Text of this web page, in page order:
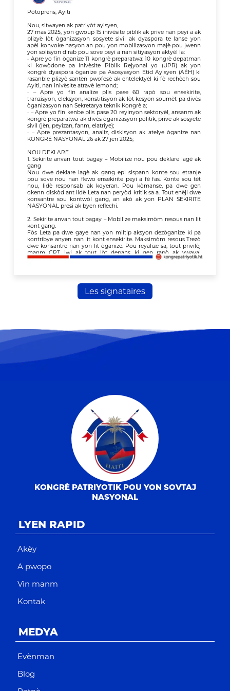
Pòtoprens, Ayiti Nou, sitwayen ak patriyòt ayisyen, 27 mas 2025, yon gwoup 15 inivèsite piblik ak prive nan peyi a ak plizyè lòt òganizasyon sosyete sivil ak dyaspora te lanse yon apèl konvoke nasyon an pou yon mobilizasyon majè pou jwenn yon solisyon dirab pou sove peyi a nan sitiyasyon aktyèl la: • Apre yo fin òganize 11 kongrè preparatwa: 10 kongrè depatman ki kowòdone pa Inivèsite Piblik Rejyonal yo (UPR) ak yon kongrè dyaspora òganize pa Asosyasyon Etid Ayisyen (AÉH) ki rasanble plizyè santèn pwofesè ak entelektyèl ki fè rechèch sou Ayiti, nan inivèsite atravè lemond; • – Apre yo fin analize plis pase 60 rapò sou ensekirite, tranzisyon, eleksyon, konstitisyon ak lòt kesyon soumèt pa divès òganizasyon nan Sekretarya teknik Kongrè a; • – Apre yo fin kenbe plis pase 20 reyinyon sektoryèl, ansanm ak kongrè preparatwa ak divès òganizasyon politik, prive ak sosyete sivil (jèn, peyizan, fanm, elatriye); • – Apre prezantasyon, analiz, diskisyon ak atelye òganize nan KONGRÈ NASYONAL 26 ak 27 jen 2025; NOU DEKLARE 1. Sekirite anvan tout bagay – Mobilize nou pou deklare lagè ak gang Nou dwe deklare lagè ak gang epi sispann konte sou etranje pou sove nou nan flewo ensekirite peyi a fè fas. Konte sou tèt nou, lidè responsab ak koyeran. Pou kòmanse, pa dwe gen okenn diskòd ant lidè Leta nan peryòd kritik sa a. Tout enèji dwe konsantre sou kontwòl gang, an akò ak yon PLAN SEKIRITE NASYONAL presi ak byen reflechi. 2. Sekirite anvan tout bagay – Mobilize maksimòm resous nan lit kont gang. Fòs Leta pa dwe gaye nan yon miltip aksyon dezòganize ki pa kontribye anyen nan lit kont ensekirite. Maksimòm resous Trezò dwe konsantre nan yon lit òganize. Pou reyalize sa, tout privilèj manm CPT jwi ak tout lòt depans ki gen rapò ak vwayaj aletranje, kolòk, konferans ak vakans ki pa nesesè pou fonksyonman Leta dwe elimine. 3. Priyorite sekirite – Etabli yon sistèm rensèyman solid. Òganize yon sistèm rensèyman solid kote tout resous ki gaye kounye a nan Primati, Konsèy Prezidyansyal Tranzisyon (CPT) ak lòt depatman re-afekte nan efò santral rensèyman nan tout peyi a. 4. Priyorite sekirite – Kontwòl fwontyè. Ayiti pa fabrike ni zam ni minisyon. Chak moun konnen yo soti yon lòt kote. Kidonk, resous enpòtan dwe mobilize nan fwontyè maryitim ak fwontyè ak Repiblik Dominikèn. Otorite dwe pran inisyativ pou rele gouvènman dominiken an pou entansifye efò li pou konbat trafik trans-fwontyè zam ak minisyon. Travay sa a ka fèt atravè efò bilateral. 5. Sekirite anvan tout bagay – Yon reyòganizasyon majè nesesè nan Polis Nasyonal Ayiti (PNH). Ankèt apwofondi ak enpasyal dwe fèt nan tout nivo PNH, lè l sèvi avèk divès teknoloji, pou detekte ak arete tout polisye ki kolabore ak gang oswa sipòte yo. Nou dwe denonse piblikman koupab yo, jije yo epi pini yo ak tout rigè lalwa. 6. Sekirite anvan tout bagay – Enosan an pa ka peye pou koupab la. Polis la pa dwe tire sou jenn gason ak fanm k ap viv nan katye defavorize akòz aparans yo, san konfimasyon ke jenn sa yo reprezante yon danje pou lavi polisye oswa lòt moun. 7. Priyorite sekirite – Sipò brigad oto-defans San Brigad Oto-defans, anpil katye ta deja tonbe. Polis la dwe sipòte brigad yo nan kad Plan Sekirite Nasyonal pou ogmante efikasite yo, nan yon kad enstitisyonèl òdone, ki respekte pouvwa jidisyè epi evite abi. Yon refleksyon pi pwofond dwe fèt tou sou wòl brigad yo ka jwe nan sosyete a nan lavni. 8. Priyorite sekirite – Pwoteje enstalasyon estratejik Polis ak lame dwe pwoteje enstalasyon estratejik peyi a, tankou pò maryitim, ayewopò, enstalasyon enèji ak telekominikasyon, atravè operasyon vijilans sistematik. 9. Sekirite anvan tout bagay – Pouswiv tout moun ki sipòte oswa finanse gang Sistèm jidisyè dwe mennen ankèt apwofondi sou tout moun, an kolaborasyon ak òganizasyon Konsèy Sekirite Nasyonzini, gouvènman etranje ak òganizasyon dwa moun, pou idantifye sponso ak sipòtè gang, ansanm ak moun k achte zam pou gang oswa finanse gang ak chèf yo. 10. Sekirite anvan tout bagay – Sove timoun sòlda Nan kad plan dezame ak demante gang, nou dwe pran mezi espesifik pou dezame, fòme, re-ensere ak ankouraje TIMOUN SÒLDA ki se viktim gang tou. Yo te deja viktim yon sosyete ki abandone yo. 11. Solidarite ak popilasyon deplase Plis pase yon milyon moun deplase pa gang ap viv tankou refijye nan pwòp peyi yo. Nou sipòte demann moun deplase sa yo pou kreye kondisyon pou retounen lakay yo, lè nou bay yo sipò enstitisyonèl, finansye ak psikososyal pou viv anpè. 12. Solidarite pou antrepriz, travay ak lavi ka retabli Gang detwi, vandalize, piye ak boule yon gran kantite antrepriz ak enstitisyon sosyal nan depatman Lwès, Latibonit ak Plato Santral. Nou sipòte reklamasyon antrepriz, travayè ak enstitisyon sosyal sa yo pou pi bon kondisyon mete an plas pou yo ka benefisye sipò kontinye epi rekòmanse aktivite ak chak jou yo. 13. Fen tranzisyon. Tranzisyon pa ka yon modèl gouvènans dirab. Nou dwe travay pou soti imedyatman nan tranzisyon sa yo. Sèl sòti nan eleksyon. Men nou dwe òganize eleksyon kalite, endepandan de mafya, etranje ak lidè ki sou pouvwa. Se poutèt sa Kongrè Patriyotik vle mobilize sosyete a pou eleksyon kalite ak diy pou konfyans fèt pi vit posib, ak resous pwòp peyi a. 14. Eleksyon. Konsèy Elektoral Pwovizwa (CEP) KEP aktyèl la pa demontre ni kapasite ni volonte pou òganize eleksyon kredib. Seleksyon yo pa te konsansyèl; fonksyonman yo manke transparans; pa gen okenn odit dosye enpòtan ki fèt, elatriye. Yon travay enpòtan dwe fèt sou konpozisyon Konsèy Elektoral Pwovizwa (CEP) ansanm ak fonksyonman transparan li ak patisipasyon sektè kredib sosyete a. Se sèl fason pou garanti konfyans popilasyon an nan eleksyon. 15. Konstitisyon. Yon Konstitisyon se yon eleman enpòtan nan òganizasyon Leta ak sosyete. Modifye Konstitisyon, menm ak pi bon entansyon, pa dwe pran alèjè. Sa ka fè plis mal pase byen nan peyi a. Tout ekspè dakò kondisyon yo pa reyini pou òganize yon referandòm pou modifye Konstitisyon 1987, jan gouvènman tranzisyon an vle. Nou di: «Stop!» Sispann fè nou pèdi tan nou! Sispann gaspiye resous peyi a! 16. Gouvènans – Se zafè pitit peyi yo, an tout serenite! Move gouvènans se youn nan prensipal koz tout difikilte peyi a fè fas jodi a. Li pwovoke ensekirite epi favèz pwopagasyon li atravè peyi a. Li apovri peyi a epi fè nou depann de charite entènasyonal. Se sèl responsabilite nou kòm Ayisyen. Nou, pitit peyi a, dwe ini pou deside direksyon pou pran pou sove peyi nou; 17. Gouvènans – Repanse pouvwa egzekitif. Modèl gouvènans aktyèl la chè anpil. Ak ki rezilta? PTC aktyèl la, ki gen nèf manm, ansanm ak gouvènman an, echwe! Yo pa rezoud pwoblèm ensekirite. Nou pèdi teritwa apre teritwa. Yo pa mete nou sou wout eleksyon jis. Kidonk, èske sosyete a dwe kite PTC sa a nan tèt peyi a pou tout tan, alòske li pa menm rann respekt akò 3 avril ki te legitimize li? Yon chanjman nesesè se donk endispensab. Plizyè rezolisyon te pwopoze nan Kongrè pou idantifye fòm gouvènans pi efikas, ki soti nan reduksyon kantite manm PTC a nominasyon yon prezidan ki soti nan Kou Siyeryè. Nou mande Komite Swiv Kongrè a pou kontakte tout lòt fòs sosyal, ekonomik ak politik peyi a pou rive nan yon konsansis sou chanjman nesesè pou sove Leta nan dezas li ye. 18. Gouvènans – Kontwòl pouvwa egzekitif pandan tranzisyon. Peyi a sot pase kat ane gouvènans san okenn balans kont pouvwa egzekitif. Nou wè konsekans li. Se poutèt sa nou egzije tout desizyon pran nan kad gouvènans peyi a entegre yon mekanis kontwòl egzekitif. Se donk nesesè kreye yon enstans kontwòl andan gouvènman an. Enstans sa a dwe mete an plas depi eleksyon gouvènman an, epi pita. 19. Etik ak moral nan lavi piblik Patisipan Kongrè Patriyotik konstante valè etik ak moral pèdi teren nan sosyete, sitou nan sektè politik ak ekonomik. Nou rekonèt kesyon sa a konsititye yon gwo defi pou sistèm edikasyon nasyonal, ki dwe fè l yon priyorite nan pwogram ak pratik pedagojik li. Nou rekonèt kesyon etik ak moral kòmanse nan fanmi; fòmasyon dwe fèt tou nan kominote lokal. An menm tan, nou rele lidè Leta, sitou, pou evite bay move egzanp sosyete a. Nou mande yo dirije peyi a ak moralite, an respekte valè etik. Nou mande lidè sektè prive ak tout lòt pwofesyonèl fè menm bagay. REZOLISyon PRAN Devan nasyon an, nou angaje pou kontinye travay! Tout travay fèt anba Kongrè Patriyotik pou sovtaj nasyonal pa dwe ret lèt mò. Lè nou mande responsab, chak nan nivo pa yo, pou aplike rekòmandasyon deklarasyon sa a, nou pap bese bra nou epi nou pral kontinye travay la pou peyi a rive nan rezilta final yo n ap tann. REZOLISYON 1: SIPO MOBILIZASYON Nou kòmanse mobilize pou yon sovtaj nasyonal. Nou vle rete
Les signataires
KONGRÈ PATRIYOTIK POU YON SOVTAJ
NASYONAL
LYEN RAPID
Akèy
A pwopo
Vin manm
Kontak
MEDYA
Evènman
Blog